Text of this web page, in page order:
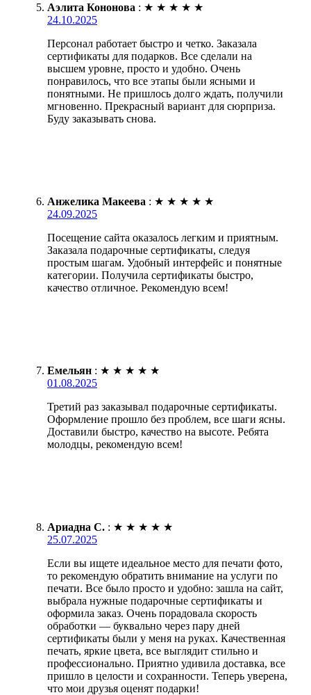
Аэлита Кононова : ★ ★ ★ ★ ★
24.10.2025
Персонал работает быстро и четко. Заказала
сертификаты для подарков. Все сделали на
высшем уровне, просто и удобно. Очень
понравилось, что все этапы были ясными и
понятными. Не пришлось долго ждать, получили
мгновенно. Прекрасный вариант для сюрприза.
Буду заказывать снова.
Анжелика Макеева : ★ ★ ★ ★ ★
24.09.2025
Посещение сайта оказалось легким и приятным.
Заказала подарочные сертификаты, следуя
простым шагам. Удобный интерфейс и понятные
категории. Получила сертификаты быстро,
качество отличное. Рекомендую всем!
Емельян : ★ ★ ★ ★ ★
01.08.2025
Третий раз заказывал подарочные сертификаты.
Оформление прошло без проблем, все шаги ясны.
Доставили быстро, качество на высоте. Ребята
молодцы, рекомендую всем!
Ариадна С. : ★ ★ ★ ★ ★
25.07.2025
Если вы ищете идеальное место для печати фото,
то рекомендую обратить внимание на услуги по
печати. Все было просто и удобно: зашла на сайт,
выбрала нужные подарочные сертификаты и
оформила заказ. Очень порадовала скорость
обработки — буквально через пару дней
сертификаты были у меня на руках. Качественная
печать, яркие цвета, все выглядит стильно и
профессионально. Приятно удивила доставка, все
пришло в целости и сохранности. Теперь уверена,
что мои друзья оценят подарки!